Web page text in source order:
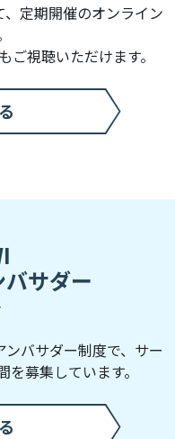
定期開催のオンライン
視聴いただけます。
サダー
バサダー制度で、 サー
募集しています。